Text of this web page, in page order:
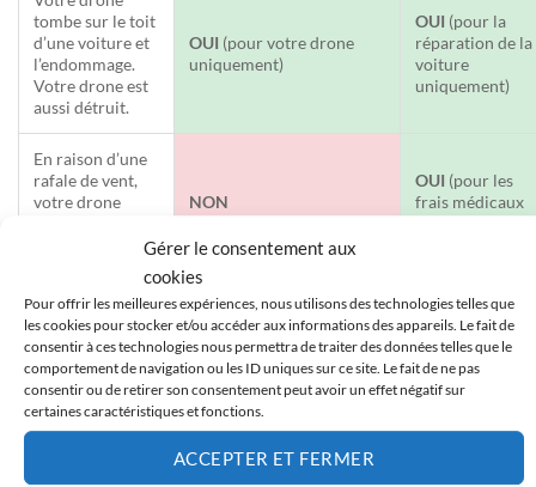
Gérer le consentement aux
cookies
Pour offrir les meilleures expériences, nous utilisons des technologies telles que
les cookies pour stocker et/ou accéder aux informations des appareils. Le fait de
consentir à ces technologies nous permettra de traiter des données telles que le
comportement de navigation ou les ID uniques sur ce site. Le fait de ne pas
consentir ou de retirer son consentement peut avoir un effet négatif sur
certaines caractéristiques et fonctions.
ACCEPTER ET FERMER
tombe sur le toit
d’une voiture et
l’endommage.
Votre drone est
aussi détruit.
OUI (pour votre drone
uniquement)
OUI (pour la
réparation de la
voiture
uniquement)
En raison d’une
rafale de vent,
votre drone
NON
OUI (pour les
frais médicaux
Vous faites
tomber la
radiocommande,
qui ne
fonctionne plus.
OUI(couvre aussi les
accessoires liés)
NON
Conclusion : Deux Protections Complémentaires,
Pas Interchangeables